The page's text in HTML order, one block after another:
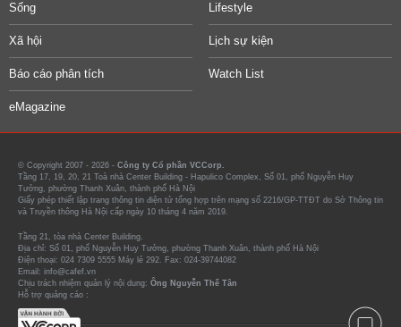
Sống Lifestyle
Xã hội Lịch sự kiện
Báo cáo phân tích Watch List
eMagazine
© Copyright 2007 - 2026 - Công ty Cổ phần VCCorp.
Tầng 17, 19, 20, 21 Toà nhà Center Building - Hapulico Complex, Số 01, phố Nguyễn Huy
Tưởng, phường Thanh Xuân, thành phố Hà Nội
Giấy phép thiết lập trang thông tin điện tử tổng hợp trên mạng số 2216/GP-TTĐT do Sở Thông tin
và Truyền thông Hà Nội cấp ngày 10 tháng 4 năm 2019.
Tầng 21, tòa nhà Center Building.
Địa chỉ: Số 01, phố Nguyễn Huy Tưởng, phường Thanh Xuân, thành phố Hà Nội
Điện thoại: 024 7309 5555 Máy lẻ 292. Fax: 024-39744082
Email: info@cafef.vn
Chịu trách nhiệm quản lý nội dung: Ông Nguyễn Thế Tân
Hỗ trợ quảng cáo :